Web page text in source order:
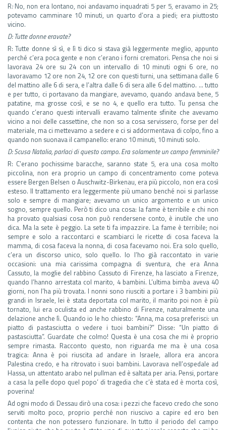
R:No, non era lontano, noi andavamo inquadrati 5 per 5, eravamo in 25;
potevamo camminare 10 minuti, un quarto d’ora a piedi; era piuttosto
vicino.
D: Tutte donne eravate?
R: Tutte donne sì sì, e lì ti dico si stava già leggermente meglio, appunto
perché c’era poca gente e non c’erano i forni crematori. Pensa che noi si
lavorava 24 ore su 24 con un intervallo di 10 minuti ogni 6 ore, no
lavoravamo 12 ore non 24, 12 ore con questi turni, una settimana dalle 6
del mattino alle 6 di sera, e l’altra dalle 6 di sera alle 6 del mattino. … tutto
e per tutto, ci portavano da mangiare, avevamo, quando andava bene, 5
patatine, ma grosse così, e se no 4, e quello era tutto. Tu pensa che
quando c’erano questi intervalli eravamo talmente sfinite che avevamo
vicino a noi delle cassettine, che non so a cosa servissero, forse per del
materiale, ma ci mettevamo a sedere e ci si addormentava di colpo, fino a
quando non suonava il campanello: erano 10 minuti, 10 minuti solo.
D: Scusa Natalia, parlaci di questo campo. Era solamente un campo femminile?
R: C’erano pochissime baracche, saranno state 5, era una cosa molto
piccolina, non era proprio un campo di concentramento come poteva
essere Bergen Belsen o Auschwitz-Birkenau, era più piccolo, non era così
esteso. Il trattamento era leggermente più umano benché noi si parlasse
solo e sempre di mangiare; avevamo un unico argomento e un unico
sogno, sempre quello. Però ti dico una cosa: la fame è terribile e chi non
ha provato qualsiasi cosa non può rendersene conto, è inutile che uno
dica. Ma la sete è peggio. La sete ti fa impazzire. La fame è terribile; noi
sempre e solo a raccontarci e scambiarci le ricette di cosa faceva la
mamma, di cosa faceva la nonna, di cosa facevamo noi. Era solo quello,
c’era un discorso unico, solo quello. Io l’ho già raccontato in varie
occasioni: una mia carissima compagna di sventura, che era Anna
Cassuto, la moglie del rabbino Cassuto di Firenze, ha lasciato a Firenze,
quando l’hanno arrestata col marito, 4 bambini. L’ultima bimba aveva 40
giorni, non l’ha più trovata. I nonni sono riusciti a portare i 3 bambini più
grandi in Israele, lei è stata deportata col marito, il marito poi non è più
tornato, lui era oculista ed anche rabbino di Firenze, naturalmente una
delazione anche lì. Quando io le ho chiesto: “Anna, ma cosa preferisci: un
piatto di pastasciutta o vedere i tuoi bambini?” Disse: “Un piatto di
pastasciutta”. Guardate che colmo! Questa è una cosa che mi è proprio
sempre rimasta. Racconto questo, non riguarda me ma è una cosa
tragica: Anna è poi riuscita ad andare in Israele, allora era ancora
Palestina credo, e ha ritrovato i suoi bambini. Lavorava nell’ospedale ad
Hassa, un attentato arabo nel pullman ed è saltata per aria. Pensi, portare
a casa la pelle dopo quel popo’ di tragedia che c’è stata ed è morta così,
poverina!
Ad ogni modo di Dessau dirò una cosa: i pezzi che facevo credo che sono
serviti molto poco, proprio perché non riuscivo a capire ed ero ben
contenta che non potessero funzionare. In tutto il periodo del campo